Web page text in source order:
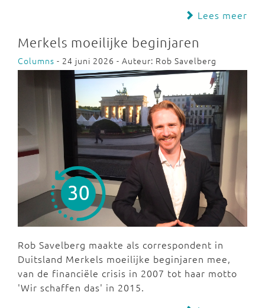
Lees meer
Merkels moeilijke beginjaren
Columns - 24 juni 2026 - Auteur: Rob Savelberg
Rob Savelberg maakte als correspondent in
Duitsland Merkels moeilijke beginjaren mee,
van de financiële crisis in 2007 tot haar motto
'Wir schaffen das' in 2015.